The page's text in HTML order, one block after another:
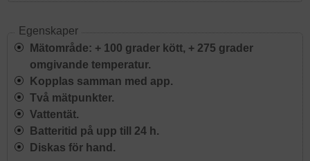
Egenskaper
Mätområde: + 100 grader kött, + 275 grader
omgivande temperatur.
Kopplas samman med app.
Två mätpunkter.
Vattentät.
Batteritid på upp till 24 h.
Diskas för hand.